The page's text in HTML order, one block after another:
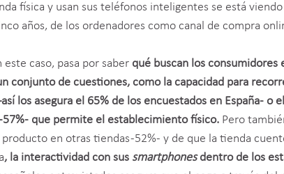
física y usan sus teléfonos inteligentes se está
años, de los ordenadores como canal de compra
caso, pasa por saber qué buscan los consumidores
conjunto de cuestiones, como la capacidad para
los asegura el 65% de los encuestados en España- o
que permite el establecimiento físico. Pero
en otras tiendas -52%- y de que la tienda
, la interactividad con sus smartphonesdentro de los